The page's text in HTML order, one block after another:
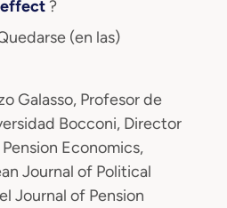
?
(en las)
Galasso, Profesor de
Bocconi, Director
Economics,
Journal of Political
Journal of Pension